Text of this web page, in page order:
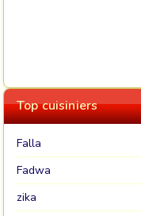
Top cuisiniers
Falla
Fadwa
zika